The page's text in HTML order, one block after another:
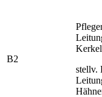
B2
stellv.